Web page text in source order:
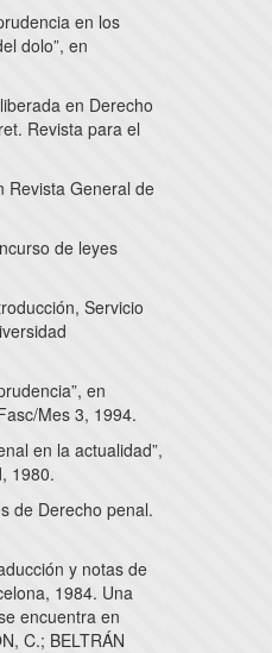
en los
dolo”, en
en Derecho
Revista para el
Revista General de
de leyes
Servicio
en
Mes 3, 1994.
en la actualidad”,
1980.
de Derecho penal.
y notas de
1984. Una
encuentra en
C.; BELTRÁN